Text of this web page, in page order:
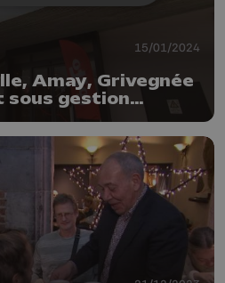
15/01/2024
Amay, Grivegnée
sous gestion